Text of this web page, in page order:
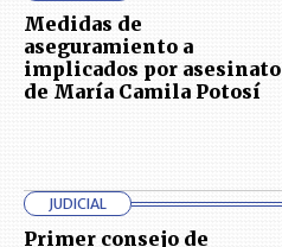
Medidas de
aseguramiento a
implicados por asesinato
de María Camila Potosí
JUDICIAL
Primer consejo de